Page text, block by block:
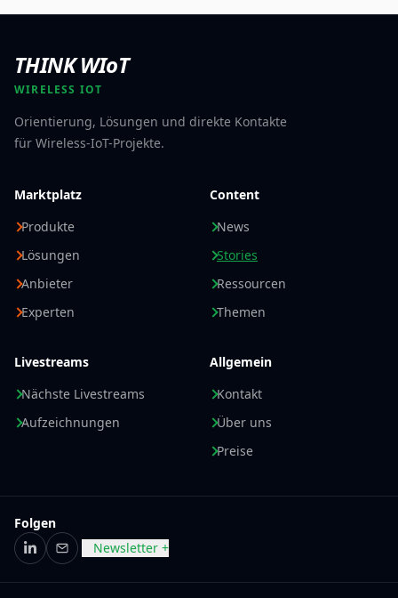
THINK WIoT
WIRELESS IOT
Orientierung, Lösungen und direkte Kontakte
für Wireless-IoT-Projekte.
Marktplatz
Produkte
Lösungen
Anbieter
Experten
Content
News
Stories
Ressourcen
Themen
Livestreams
Nächste Livestreams
Aufzeichnungen
Allgemein
Kontakt
Über uns
Preise
Folgen
LinkedIn
E-MailNewsletter +